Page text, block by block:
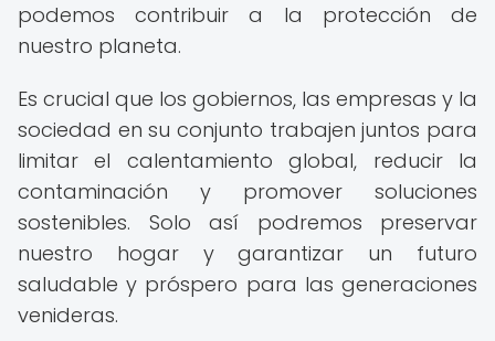
podemos contribuir a la protección de
nuestro planeta.
Es crucial que los gobiernos, las empresas y la
sociedad en su conjunto trabajen juntos para
limitar el calentamiento global, reducir la
contaminación y promover soluciones
sostenibles. Solo así podremos preservar
nuestro hogar y garantizar un futuro
saludable y próspero para las generaciones
venideras.